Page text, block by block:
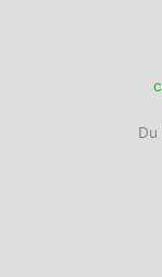
Du